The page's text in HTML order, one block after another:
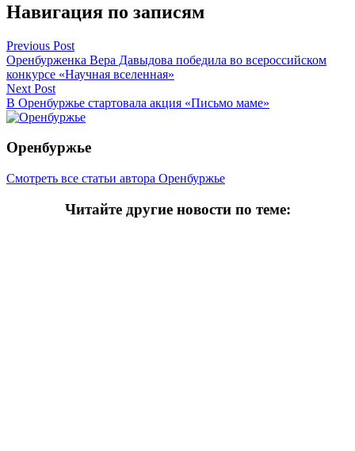
Навигация по записям
Previous Post
Оренбурженка Вера Давыдова победила во всероссийском
конкурсе «Научная вселенная»
Next Post
В Оренбуржье стартовала акция «Письмо маме»
Оренбуржье
Смотреть все статьи автора Оренбуржье
Читайте другие новости по теме: